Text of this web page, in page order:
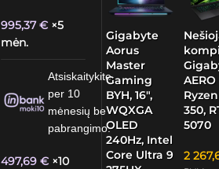
995,37€ ×5
mėn.
Atsiskaitykite
per 10
mėnesių be
pabrangimo.
497,69€ ×10
Gigabyte
Aorus
Master
Gaming
BYH, 16″,
WQXGA
OLED
240Hz, Intel
Core Ultra 9
AERO
350,
5070
2